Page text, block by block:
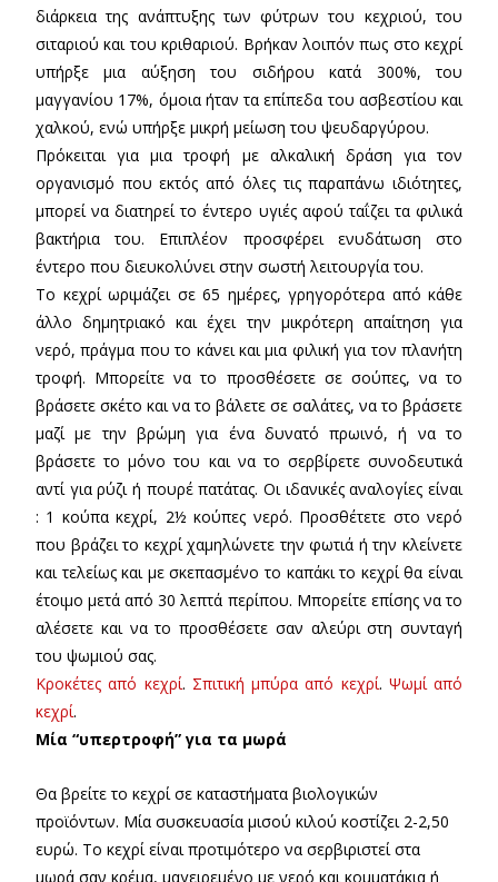
διάρκεια της ανάπτυξης των φύτρων του κεχριού, του
σιταριού και του κριθαριού. Βρήκαν λοιπόν πως στο κεχρί
υπήρξε μια αύξηση του σιδήρου κατά 300%, του
μαγγανίου 17%, όμοια ήταν τα επίπεδα του ασβεστίου και
χαλκού, ενώ υπήρξε μικρή μείωση του ψευδαργύρου.
Πρόκειται για μια τροφή με αλκαλική δράση για τον
οργανισμό που εκτός από όλες τις παραπάνω ιδιότητες,
μπορεί να διατηρεί το έντερο υγιές αφού ταΐζει τα φιλικά
βακτήρια του. Επιπλέον προσφέρει ενυδάτωση στο
έντερο που διευκολύνει στην σωστή λειτουργία του.
Το κεχρί ωριμάζει σε 65 ημέρες, γρηγορότερα από κάθε
άλλο δημητριακό και έχει την μικρότερη απαίτηση για
νερό, πράγμα που το κάνει και μια φιλική για τον πλανήτη
τροφή. Μπορείτε να το προσθέσετε σε σούπες, να το
βράσετε σκέτο και να το βάλετε σε σαλάτες, να το βράσετε
μαζί με την βρώμη για ένα δυνατό πρωινό, ή να το
βράσετε το μόνο του και να το σερβίρετε συνοδευτικά
αντί για ρύζι ή πουρέ πατάτας. Οι ιδανικές αναλογίες είναι
: 1 κούπα κεχρί, 2½ κούπες νερό. Προσθέτετε στο νερό
που βράζει το κεχρί χαμηλώνετε την φωτιά ή την κλείνετε
και τελείως και με σκεπασμένο το καπάκι το κεχρί θα είναι
έτοιμο μετά από 30 λεπτά περίπου. Μπορείτε επίσης να το
αλέσετε και να το προσθέσετε σαν αλεύρι στη συνταγή
του ψωμιού σας.
Κροκέτες από κεχρί. Σπιτική μπύρα από κεχρί. Ψωμί από
κεχρί.
Μία “υπερτροφή” για τα μωρά
Θα βρείτε το κεχρί σε καταστήματα βιολογικών
προϊόντων. Μία συσκευασία μισού κιλού κοστίζει 2-2,50
ευρώ. Το κεχρί είναι προτιμότερο να σερβιριστεί στα
μωρά σαν κρέμα, μαγειρεμένο με νερό και κομματάκια ή